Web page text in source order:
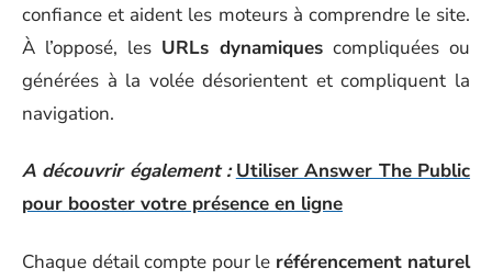
confiance et aident les moteurs à comprendre le site.
À l’opposé, les URLs dynamiques compliquées ou
générées à la volée désorientent et compliquent la
navigation.
A découvrir également : Utiliser Answer The Public
pour booster votre présence en ligne
Chaque détail compte pour le référencement naturel